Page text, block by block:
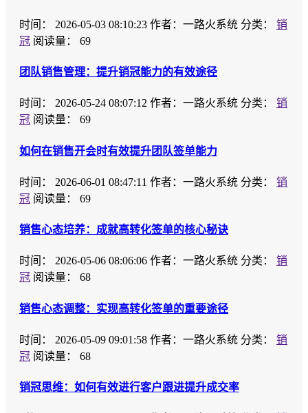
时间： 2026-05-03 08:10:23 作者：一路火系统 分类： 销
冠 阅读量： 69
团队销售管理：提升销冠能力的有效途径
时间： 2026-05-24 08:07:12 作者：一路火系统 分类： 销
冠 阅读量： 69
如何在销售开会时有效提升团队签单能力
时间： 2026-06-01 08:47:11 作者：一路火系统 分类： 销
冠 阅读量： 69
销售心态培养：成就高转化签单的核心秘诀
时间： 2026-05-06 08:06:06 作者：一路火系统 分类： 销
冠 阅读量： 68
销售心态调整：实现高转化签单的重要途径
时间： 2026-05-09 09:01:58 作者：一路火系统 分类： 销
冠 阅读量： 68
销冠思维：如何有效进行客户跟进提升成交率